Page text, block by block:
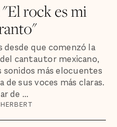
rock es mi
desde que comenzó la
cantautor mexicano,
sonidos más elocuentes
de sus voces más claras.
de ...